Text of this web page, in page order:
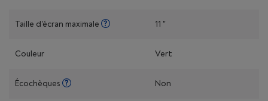
Taille d'écran maximale 11 "
Couleur Vert
Écochèques Non